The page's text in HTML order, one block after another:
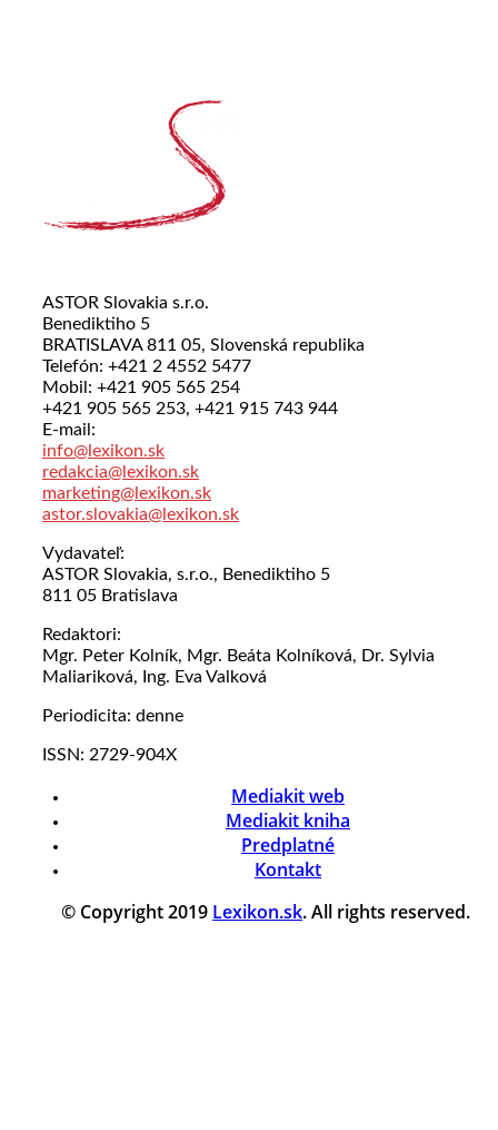
ASTOR Slovakia s.r.o.
Benediktiho 5
BRATISLAVA 811 05, Slovenská republika
Telefón: +421 2 4552 5477
Mobil: +421 905 565 254
+421 905 565 253, +421 915 743 944
E-mail:
info@lexikon.sk
redakcia@lexikon.sk
marketing@lexikon.sk
astor.slovakia@lexikon.sk
Vydavateľ:
ASTOR Slovakia, s.r.o., Benediktiho 5
811 05 Bratislava
Redaktori:
Mgr. Peter Kolník, Mgr. Beáta Kolníková, Dr. Sylvia
Maliariková, Ing. Eva Valková
Periodicita: denne
ISSN: 2729-904X
Mediakit web
Mediakit kniha
Predplatné
Kontakt
© Copyright 2019 Lexikon.sk. All rights reserved.